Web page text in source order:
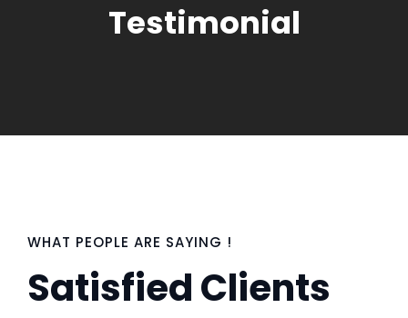
Testimonial
WHAT PEOPLE ARE SAYING !
Satisfied Clients